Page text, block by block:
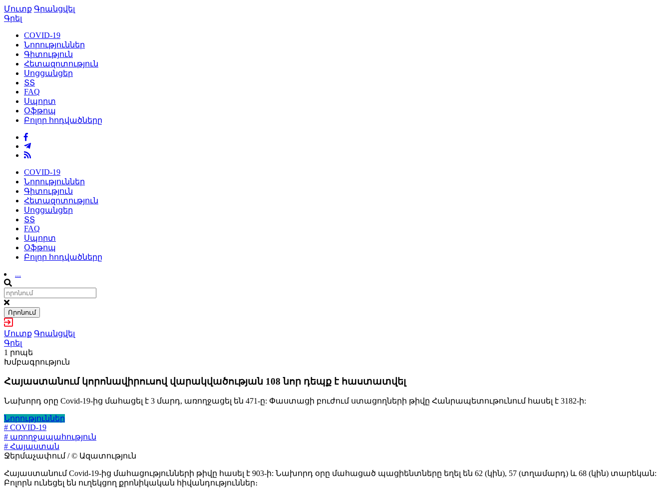
Մուտք Գրանցվել
Գրել
COVID-19
Նորություններ
Գիտություն
Հետազոտություն
Սոցցանցեր
ՏՏ
FAQ
Սպորտ
Օֆթոպ
Բոլոր հոդվածները
COVID-19
Նորություններ
Գիտություն
Հետազոտություն
Սոցցանցեր
ՏՏ
FAQ
Սպորտ
Օֆթոպ
Բոլոր հոդվածները
...
Որոնում
Մուտք Գրանցվել
Գրել
1 րոպե
Խմբագրություն
Հայաստանում կորոնավիրուսով վարակվածության 108 նոր դեպք է հաստատվել
Նախորդ օրը Covid-19-ից մահացել է 3 մարդ, առողջացել են 471-ը: Փաստացի բուժում ստացողների թիվը Հանրապետութունում հասել է 3182-ի:
Նորություններ
# COVID-19
# առողջապահություն
# Հայաստան
Ջերմաչափում / © Ազատություն
Հայաստանում Covid-19-ից մահացությունների թիվը հասել է 903-ի: Նախորդ օրը մահացած պացիենտները եղել են 62 (կին), 57 (տղամարդ) և 68 (կին) տարեկան:
Բոլորն ունեցել են ուղեկցող քրոնիկական հիվանդություններ։